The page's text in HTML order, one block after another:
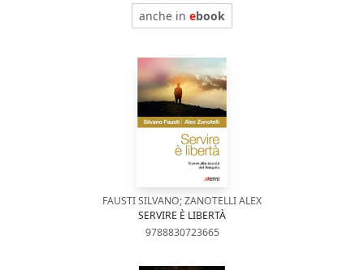
anche in ebook
FAUSTI SILVANO; ZANOTELLI ALEX
SERVIRE È LIBERTÀ
9788830723665